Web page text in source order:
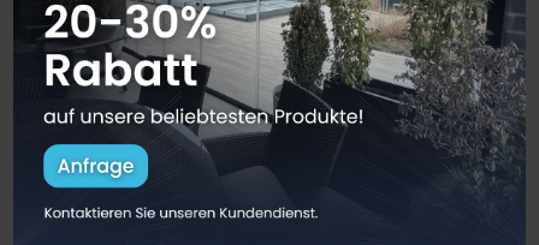
Sehr braver Lieferant…TOP…DANKE
SEHR SEHR SEHR TÜCHTIGE UND FREUNDLICHE
MONTEURE….wirklich TOP….